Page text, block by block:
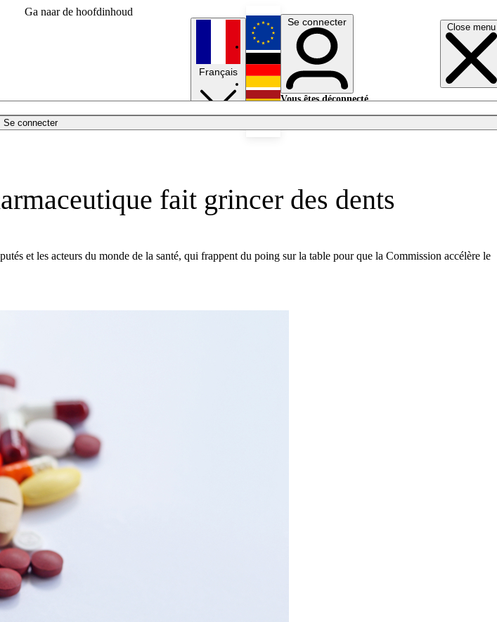
Ga naar de hoofdinhoud
Close menu
Se connecter
Français
English
Deutsch
Se connecter
Vous êtes déconnecté.
fait grincer des dents
et les acteurs du monde de la santé, qui frappent du poing sur la table pour que la Commission accélère le